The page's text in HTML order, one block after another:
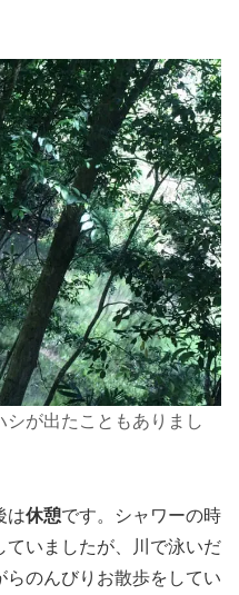
が出たこともありまし
は休憩です。シャワーの時
ていましたが、川で泳いだ
のんびりお散歩をしてい